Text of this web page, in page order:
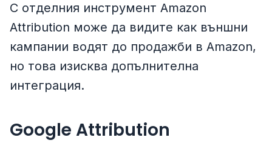
С отделния инструмент Amazon
Attribution може да видите как външни
кампании водят до продажби в Amazon,
но това изисква допълнителна
интеграция.
Google Attribution